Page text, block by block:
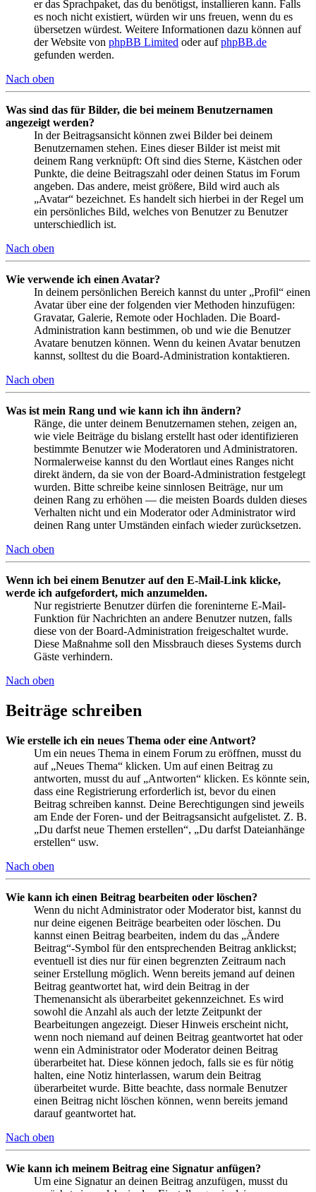
er das Sprachpaket, das du benötigst, installieren kann. Falls
es noch nicht existiert, würden wir uns freuen, wenn du es
übersetzen würdest. Weitere Informationen dazu können auf
der Website von phpBB Limited oder aufphpBB.de
gefunden werden.
Nach oben
Was sind das für Bilder, die bei meinem Benutzernamen
angezeigt werden?
In der Beitragsansicht können zwei Bilder bei deinem
Benutzernamen stehen. Eines dieser Bilder ist meist mit
deinem Rang verknüpft: Oft sind dies Sterne, Kästchen oder
Punkte, die deine Beitragszahl oder deinen Status im Forum
angeben. Das andere, meist größere, Bild wird auch als
„Avatar“ bezeichnet. Es handelt sich hierbei in der Regel um
ein persönliches Bild, welches von Benutzer zu Benutzer
unterschiedlich ist.
Nach oben
Wie verwende ich einen Avatar?
In deinem persönlichen Bereich kannst du unter „Profil“ einen
Avatar über eine der folgenden vier Methoden hinzufügen:
Gravatar, Galerie, Remote oder Hochladen. Die Board-
Administration kann bestimmen, ob und wie die Benutzer
Avatare benutzen können. Wenn du keinen Avatar benutzen
kannst, solltest du die Board-Administration kontaktieren.
Nach oben
Was ist mein Rang und wie kann ich ihn ändern?
Ränge, die unter deinem Benutzernamen stehen, zeigen an,
wie viele Beiträge du bislang erstellt hast oder identifizieren
bestimmte Benutzer wie Moderatoren und Administratoren.
Normalerweise kannst du den Wortlaut eines Ranges nicht
direkt ändern, da sie von der Board-Administration festgelegt
wurden. Bitte schreibe keine sinnlosen Beiträge, nur um
deinen Rang zu erhöhen — die meisten Boards dulden dieses
Verhalten nicht und ein Moderator oder Administrator wird
deinen Rang unter Umständen einfach wieder zurücksetzen.
Nach oben
Wenn ich bei einem Benutzer auf den E-Mail-Link klicke,
werde ich aufgefordert, mich anzumelden.
Nur registrierte Benutzer dürfen die foreninterne E-Mail-
Funktion für Nachrichten an andere Benutzer nutzen, falls
diese von der Board-Administration freigeschaltet wurde.
Diese Maßnahme soll den Missbrauch dieses Systems durch
Gäste verhindern.
Nach oben
Beiträge schreiben
Wie erstelle ich ein neues Thema oder eine Antwort?
Um ein neues Thema in einem Forum zu eröffnen, musst du
auf „Neues Thema“ klicken. Um auf einen Beitrag zu
antworten, musst du auf „Antworten“ klicken. Es könnte sein,
dass eine Registrierung erforderlich ist, bevor du einen
Beitrag schreiben kannst. Deine Berechtigungen sind jeweils
am Ende der Foren- und der Beitragsansicht aufgelistet. Z. B.
„Du darfst neue Themen erstellen“, „Du darfst Dateianhänge
erstellen“ usw.
Nach oben
Wie kann ich einen Beitrag bearbeiten oder löschen?
Wenn du nicht Administrator oder Moderator bist, kannst du
nur deine eigenen Beiträge bearbeiten oder löschen. Du
kannst einen Beitrag bearbeiten, indem du das „Ändere
Beitrag“-Symbol für den entsprechenden Beitrag anklickst;
eventuell ist dies nur für einen begrenzten Zeitraum nach
seiner Erstellung möglich. Wenn bereits jemand auf deinen
Beitrag geantwortet hat, wird dein Beitrag in der
Themenansicht als überarbeitet gekennzeichnet. Es wird
sowohl die Anzahl als auch der letzte Zeitpunkt der
Bearbeitungen angezeigt. Dieser Hinweis erscheint nicht,
wenn noch niemand auf deinen Beitrag geantwortet hat oder
wenn ein Administrator oder Moderator deinen Beitrag
überarbeitet hat. Diese können jedoch, falls sie es für nötig
halten, eine Notiz hinterlassen, warum dein Beitrag
überarbeitet wurde. Bitte beachte, dass normale Benutzer
einen Beitrag nicht löschen können, wenn bereits jemand
darauf geantwortet hat.
Nach oben
Wie kann ich meinem Beitrag eine Signatur anfügen?
Um eine Signatur an deinen Beitrag anzufügen, musst du